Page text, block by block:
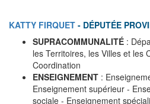
KATTY FIRQUET - DÉPUTÉE
SUPRACOMMUNALITÉ :
les Territoires, les Villes et les
Coordination
ENSEIGNEMENT :
Enseignement supérieur -
sociale - Enseignement